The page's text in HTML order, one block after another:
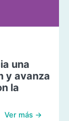
una
y avanza
la
Ver más →